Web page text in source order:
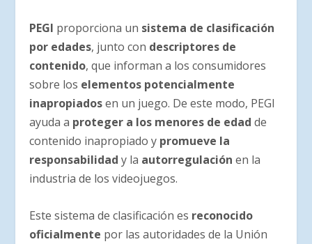
PEGI proporciona un sistema de clasificación
por edades, junto con descriptores de
contenido, que informan a los consumidores
sobre los elementos potencialmente
inapropiadosen un juego. De este modo, PEGI
ayuda a proteger a los menores de edad de
contenido inapropiado y promueve la
responsabilidad y la autorregulación en la
industria de los videojuegos.
Este sistema de clasificación es reconocido
oficialmente por las autoridades de la Unión